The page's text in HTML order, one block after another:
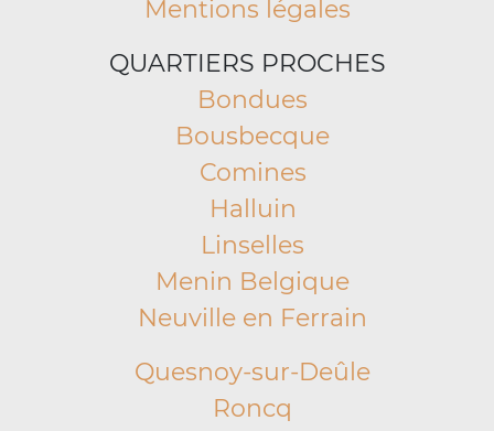
Mentions légales
QUARTIERS PROCHES
Bondues
Bousbecque
Comines
Halluin
Linselles
Menin Belgique
Neuville en Ferrain
Quesnoy-sur-Deûle
Roncq